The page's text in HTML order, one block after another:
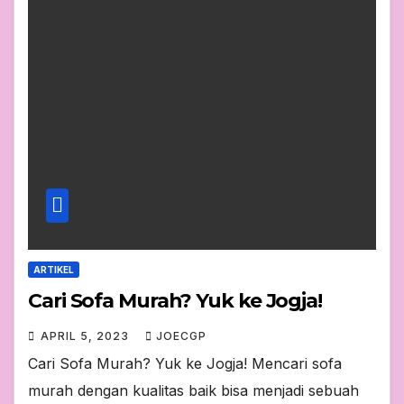
ARTIKEL
Cari Sofa Murah? Yuk ke Jogja!
APRIL 5, 2023 JOECGP
Cari Sofa Murah? Yuk ke Jogja! Mencari sofa
murah dengan kualitas baik bisa menjadi sebuah